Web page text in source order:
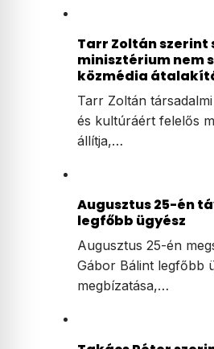
Tarr Zoltán szerint
minisztérium nem
közmédia
Tarr Zoltán
és kultúráért felelős
állítja,…
Augusztus 25-én
legfőbb ügyész
Augusztus 25-én
Gábor Bálint legfőbb
megbízatása,…